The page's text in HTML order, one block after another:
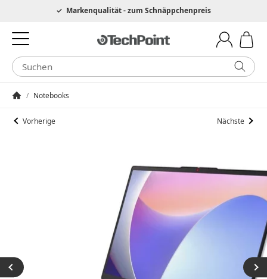
Hotline 0049 6205 3079975Markenqualität - zum Schnäppchenpreis
/ Notebooks
Vorherige Nächste